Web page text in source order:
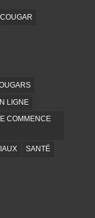
LIGNE
COMMENCE
SANTÉ